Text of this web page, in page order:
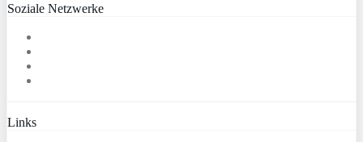
Soziale Netzwerke
Links